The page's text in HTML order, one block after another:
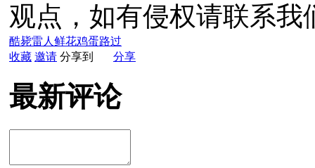
观点，如有侵权请联系我
酷毙雷人 鲜花鸡蛋路过
收藏 邀请 分享到 分享
最新评论